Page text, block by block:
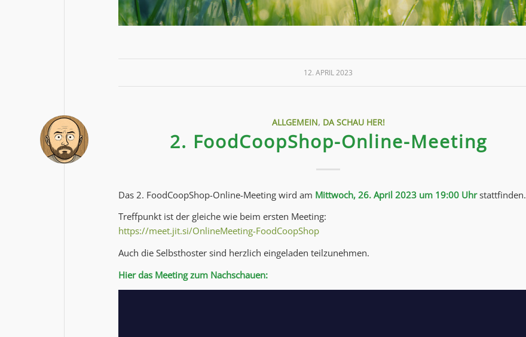
12. APRIL 2023
ALLGEMEIN, DA SCHAU HER!
2. FoodCoopShop-Online-Meeting
Das 2. FoodCoopShop-Online-Meeting wird am Mittwoch, 26. April 2023 um 19:00 Uhrstattfinden.
Treffpunkt ist der gleiche wie beim ersten Meeting:
https://meet.jit.si/OnlineMeeting-FoodCoopShop
Auch die Selbsthoster sind herzlich eingeladen teilzunehmen.
Hier das Meeting zum Nachschauen: